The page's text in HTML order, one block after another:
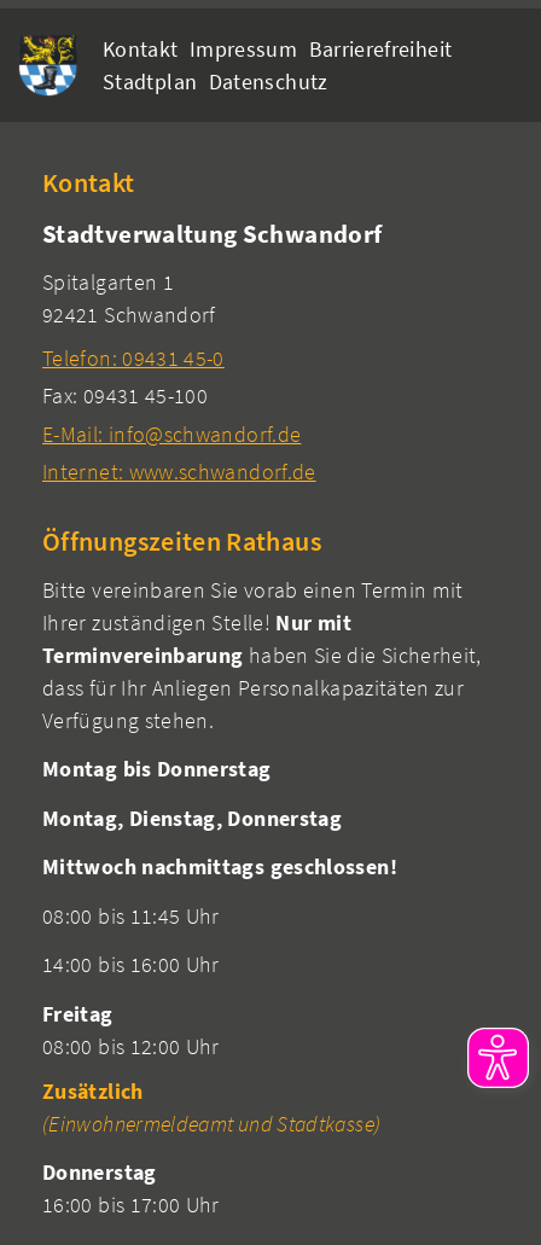
Kontakt Impressum Barrierefreiheit
Stadtplan Datenschutz
Kontakt
Stadtverwaltung Schwandorf
Spitalgarten 1
92421 Schwandorf
Telefon: 09431 45-0
Fax: 09431 45-100
E-Mail: info@schwandorf.de
Internet: www.schwandorf.de
Öffnungszeiten Rathaus
Bitte vereinbaren Sie vorab einen Termin mit
Ihrer zuständigen Stelle! Nur mit
Terminvereinbarung haben Sie die Sicherheit,
dass für Ihr Anliegen Personalkapazitäten zur
Verfügung stehen.
Montag bis Donnerstag
Montag, Dienstag, Donnerstag
Mittwoch nachmittags geschlossen!
08:00 bis 11:45 Uhr
14:00 bis 16:00 Uhr
Freitag
08:00 bis 12:00 Uhr
Zusätzlich
(Einwohnermeldeamt und Stadtkasse)
Donnerstag
16:00 bis 17:00 Uhr